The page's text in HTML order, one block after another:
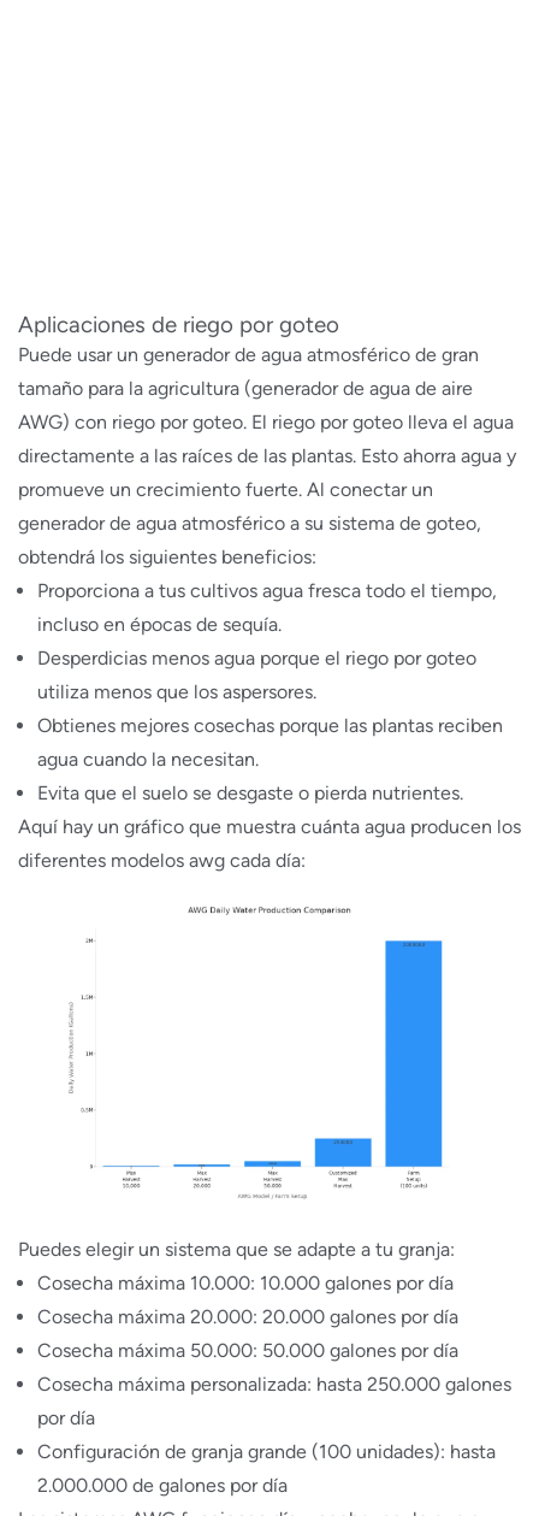
Aplicaciones de riego por goteo
Puede usar un generador de agua atmosférico de gran
tamaño para la agricultura (generador de agua de aire
AWG) con riego por goteo. El riego por goteo lleva el agua
directamente a las raíces de las plantas. Esto ahorra agua y
promueve un crecimiento fuerte. Al conectar un
generador de agua atmosférico a su sistema de goteo,
obtendrá los siguientes beneficios:
Proporciona a tus cultivos agua fresca todo el tiempo,
incluso en épocas de sequía.
Desperdicias menos agua porque el riego por goteo
utiliza menos que los aspersores.
Obtienes mejores cosechas porque las plantas reciben
agua cuando la necesitan.
Evita que el suelo se desgaste o pierda nutrientes.
Aquí hay un gráfico que muestra cuánta agua producen los
diferentes modelos awg cada día:
Puedes elegir un sistema que se adapte a tu granja:
Cosecha máxima 10.000: 10.000 galones por día
Cosecha máxima 20.000: 20.000 galones por día
Cosecha máxima 50.000: 50.000 galones por día
Cosecha máxima personalizada: hasta 250.000 galones
por día
Configuración de granja grande (100 unidades): hasta
2.000.000 de galones por día